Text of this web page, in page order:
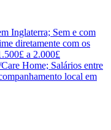
Inglaterra; Sem e com
diretamente com os
a 2.000£
Home; Salários entre
local em